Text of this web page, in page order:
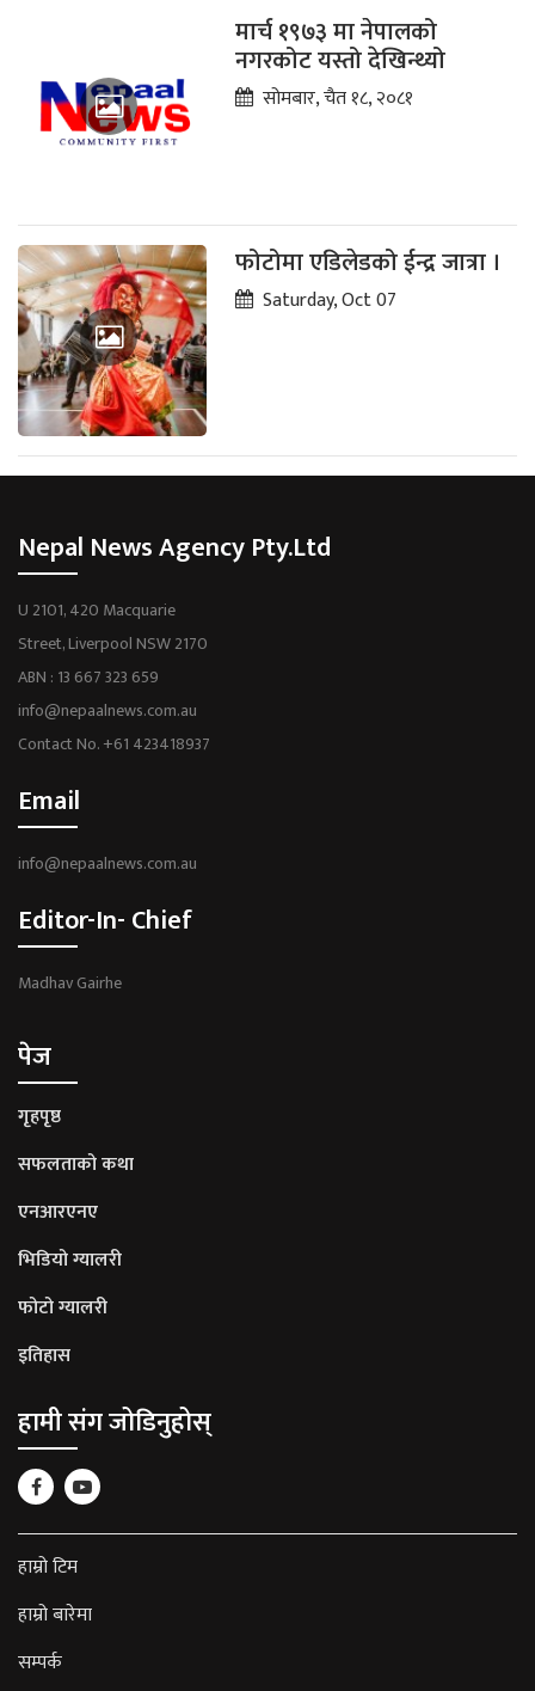
मार्च १९७३ मा नेपालको
नगरकोट यस्तो देखिन्थ्यो
सोमबार, चैत १८, २०८१
फोटोमा एडिलेडको ईन्द्र जात्रा ।
Saturday, Oct 07
Nepal News Agency Pty.Ltd
U 2101, 420 Macquarie
Street, Liverpool NSW 2170
ABN : 13 667 323 659
info@nepaalnews.com.au
Contact No. +61 423418937
Email
info@nepaalnews.com.au
Editor-In- Chief
Madhav Gairhe
पेज
गृहपृष्ठ
सफलताको कथा
एनआरएनए
भिडियो ग्यालरी
फोटो ग्यालरी
इतिहास
हामी संग जोडिनुहोस्
हाम्रो टिम
हाम्रो बारेमा
सम्पर्क